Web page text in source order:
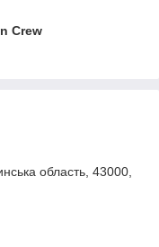
Crew
область, 43000,